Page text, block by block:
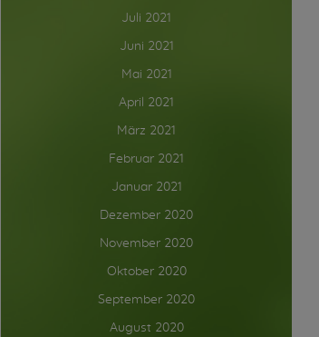
Juli 2021
Juni 2021
Mai 2021
April 2021
März 2021
Februar 2021
Januar 2021
Dezember 2020
November 2020
Oktober 2020
September 2020
August 2020